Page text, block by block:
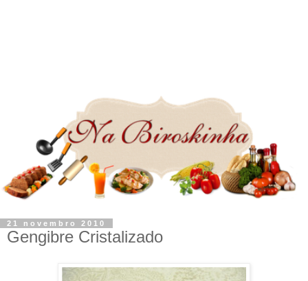
21 novembro 2010
Gengibre Cristalizado